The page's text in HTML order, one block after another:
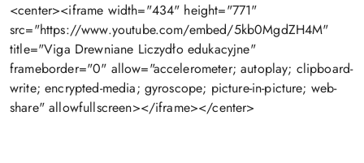
<center><iframe width="434" height="771"
src="https://www.youtube.com/embed/5kb0MgdZH4M"
title="Viga Drewniane Liczydło edukacyjne"
frameborder="0" allow="accelerometer; autoplay; clipboard-
write; encrypted-media; gyroscope; picture-in-picture; web-
share" allowfullscreen></iframe></center>